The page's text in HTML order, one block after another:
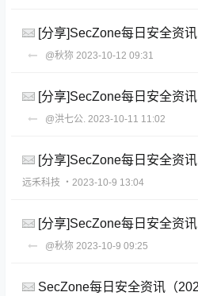
[分享]SecZone每日安全资讯
@秋狝 2023-10-12 09:31
[分享]SecZone每日安全资讯
@洪七公. 2023-10-11 11:02
[分享]SecZone每日安全资讯
远禾科技 ・2023-10-9 13:04
[分享]SecZone每日安全资讯
@秋狝 2023-10-9 09:25
SecZone每日安全资讯（